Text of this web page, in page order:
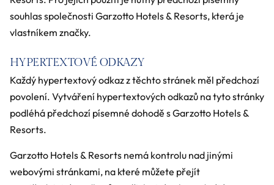
souhlas společnosti Garzotto Hotels & Resorts, která je
vlastníkem značky.
HYPERTEXTOVÉ ODKAZY
Každý hypertextový odkaz z těchto stránek měl předchozí
povolení. Vytváření hypertextových odkazů na tyto stránky
podléhá předchozí písemné dohodě s Garzotto Hotels &
Resorts.
Garzotto Hotels & Resorts nemá kontrolu nad jinými
webovými stránkami, na které můžete přejít